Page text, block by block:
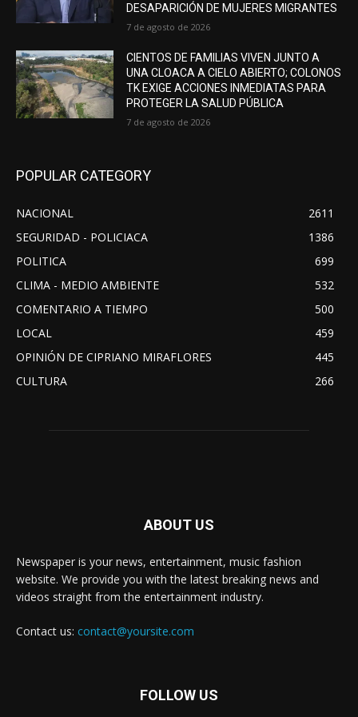
DESAPARICIÓN DE MUJERES MIGRANTES
7 de agosto de 2026
CIENTOS DE FAMILIAS VIVEN JUNTO A
UNA CLOACA A CIELO ABIERTO; COLONOS
TK EXIGE ACCIONES INMEDIATAS PARA
PROTEGER LA SALUD PÚBLICA
7 de agosto de 2026
POPULAR CATEGORY
NACIONAL
2611
SEGURIDAD - POLICIACA
1386
POLITICA
699
CLIMA - MEDIO AMBIENTE
532
COMENTARIO A TIEMPO
500
LOCAL
459
OPINIÓN DE CIPRIANO MIRAFLORES
445
CULTURA
266
ABOUT US
Newspaper is your news, entertainment, music fashion
website. We provide you with the latest breaking news and
videos straight from the entertainment industry.
Contact us: contact@yoursite.com
FOLLOW US